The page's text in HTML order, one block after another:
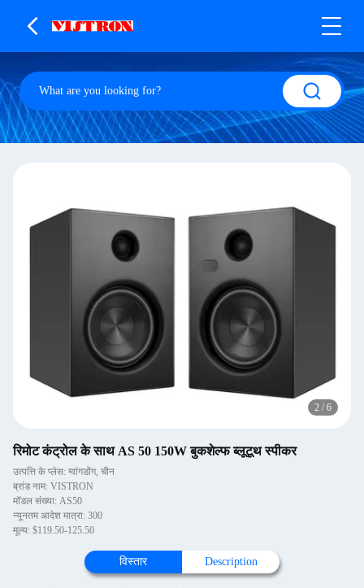
2 / 6
रिमोट कंट्रोल के साथ AS 50 150W बुकशेल्फ ब्लूटूथ स्पीकर
उत्पत्ति के प्लेस: ग्वांगडोंग, चीन
ब्रांड नाम: VISTRON
मॉडल संख्या: AS50
न्यूनतम आदेश मात्रा: 300
मूल्य: $119.50-125.50
विस्तार Description